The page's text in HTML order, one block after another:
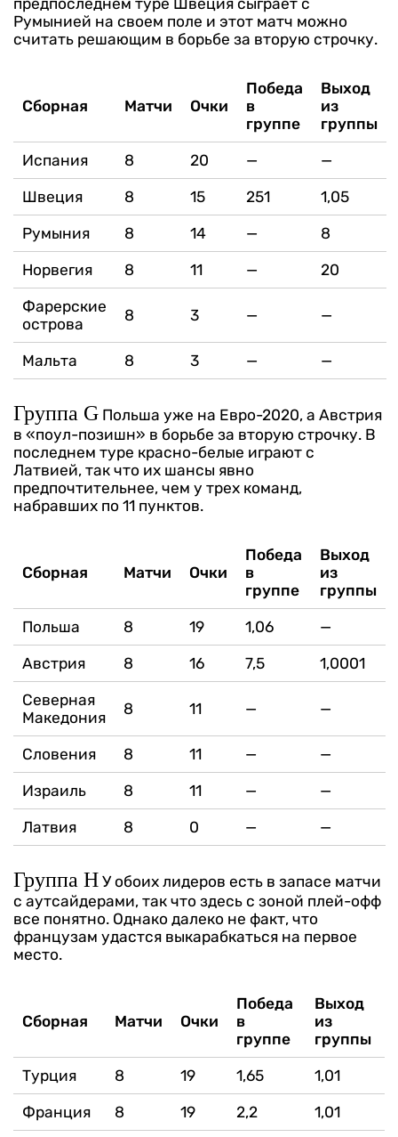
предпоследнем туре Швеция сыграет с
Румынией на своем поле и этот матч можно
считать решающим в борьбе за вторую строчку.
Сборная Матчи Очки
Победа
в
группе
Выход
из
группы
Испания 8 20 — —
Швеция 8 15 251 1,05
Румыния 8 14 — 8
Норвегия 8 11 — 20
Фарерские
острова
8 3 — —
Мальта 8 3 — —
Группа G Польша уже на Евро-2020, а Австрия
в «поул-позишн» в борьбе за вторую строчку. В
последнем туре красно-белые играют с
Латвией, так что их шансы явно
предпочтительнее, чем у трех команд,
набравших по 11 пунктов.
Сборная Матчи Очки
Победа
в
группе
Выход
из
группы
Польша 8 19 1,06 —
Австрия 8 16 7,5 1,0001
Северная
Македония
8 11 — —
Словения 8 11 — —
Израиль 8 11 — —
Латвия 8 0 — —
Группа Н У обоих лидеров есть в запасе матчи
с аутсайдерами, так что здесь с зоной плей-офф
все понятно. Однако далеко не факт, что
французам удастся выкарабкаться на первое
место.
Сборная Матчи Очки
Победа
в
группе
Выход
из
группы
Турция 8 19 1,65 1,01
Франция 8 19 2,2 1,01